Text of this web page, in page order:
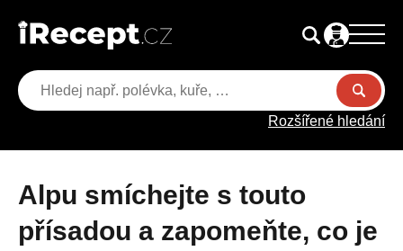
Rozšířené hledání
Alpu smíchejte s touto
přísadou a zapomeňte, co je